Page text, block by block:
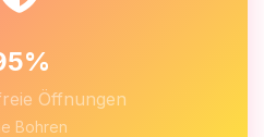
Öffnungen
Bohren